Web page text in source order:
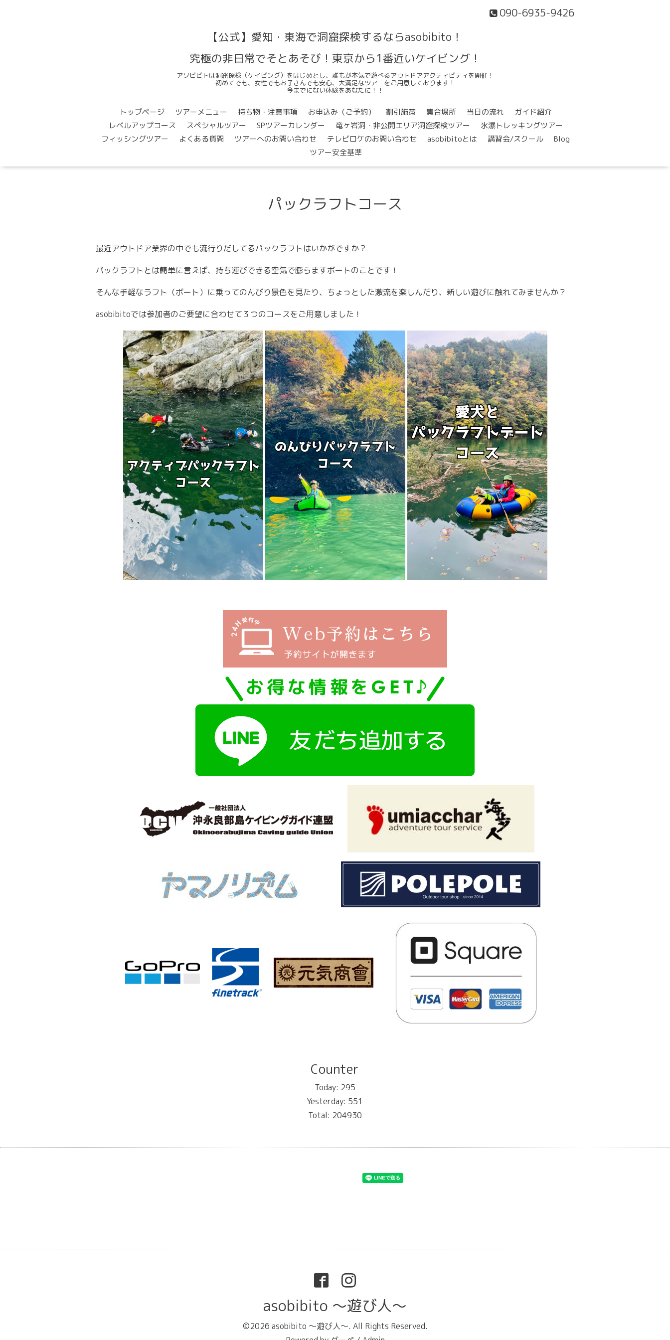
090-6935-9426
【公式】愛知・東海で洞窟探検するならasobibito！
究極の非日常でそとあそび！東京から1番近いケイビング！
アソビビトは洞窟探検（ケイビング）をはじめとし、誰もが本気で遊べるアウトドアアクティビティを開催！
初めてでも、女性でもお子さんでも安心、大満足なツアーをご用意しております！
今までにない体験をあなたに！！
トップページ ツアーメニュー 持ち物・注意事項 お申込み（ご予約） 割引施策 集合場所 当日の流れ
ガイド紹介
レベルアップコース
スペシャルツアー SPツアーカレンダー 竜ヶ岩洞・非公開エリア洞窟探検ツアー
氷瀑トレッキングツアー
フィッシングツアー
よくある質問 ツアーへのお問い合わせ テレビロケのお問い合わせ asobibitoとは 講習会/スクール
Blog
ツアー安全基準
パックラフトコース
最近アウトドア業界の中でも流行りだしてるパックラフトはいかがですか？
パックラフトとは簡単に言えば、持ち運びできる空気で膨らますボートのことです！
そんな手軽なラフト（ボート）に乗ってのんびり景色を見たり、ちょっとした激流を楽しんだり、新しい遊びに触れてみませんか？
asobibitoでは参加者のご要望に合わせて３つのコースをご用意しました！
Counter
Today: 295
Yesterday: 551
Total: 204930
asobibito ～遊び人～
©2026 asobibito ～遊び人～. All Rights Reserved.